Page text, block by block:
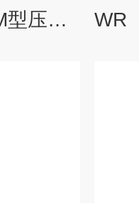
PT124G-3101OEM型压阻式传感器芯体